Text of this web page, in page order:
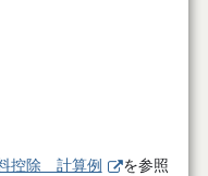
控除 計算例
を参照